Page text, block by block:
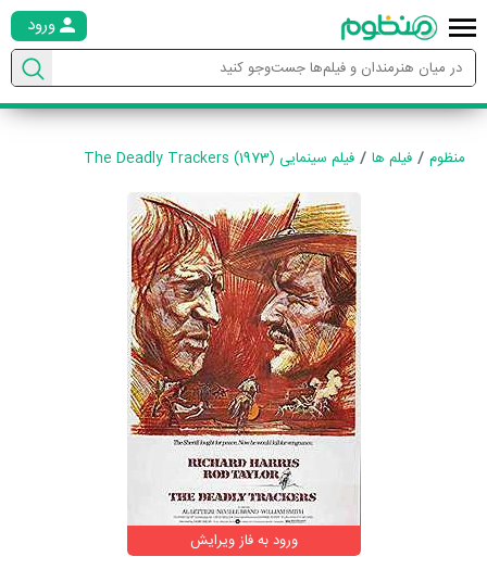
ورود
منظوم فیلم ها فیلم سینمایی The Deadly Trackers (1973)
ورود به فاز ویرایش